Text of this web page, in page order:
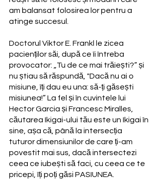
am balansat folosirea lor pentru a
atinge succesul.
Doctorul Viktor E. Frankl le zicea
pacienților săi, după ce îi întreba
provocator: „Tu de ce mai trăiești?” și
nu știau să răspundă, "Dacă nu ai o
misiune, îți dau eu una: să-ți găsești
misiunea!” La fel și în cuvintele lui
Hector Garcia și Francesc Miralles,
căutarea Ikigai-ului tău este un Ikigai în
sine, așa că, până la intersecția
tuturor dimensiunilor de care ți-am
povestit mai sus, dacă intersectezi
ceea ce iubești să faci, cu ceea ce te
pricepi, îți poți găsi PASIUNEA.